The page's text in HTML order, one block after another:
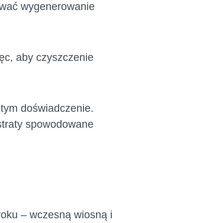
wygenerowanie
aby czyszczenie
doświadczenie.
spowodowane
– wczesną wiosną i